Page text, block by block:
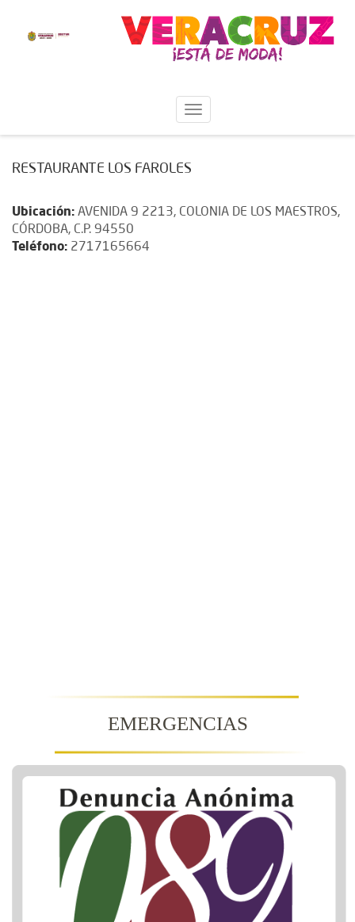
RESTAURANTE LOS FAROLES
Ubicación: AVENIDA 9 2213, COLONIA DE LOS MAESTROS,
CÓRDOBA, C.P. 94550
Teléfono: 2717165664
EMERGENCIAS